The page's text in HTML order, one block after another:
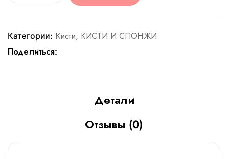
Категории: Кисти, КИСТИ И СПОНЖИ
Поделиться:
Детали
Отзывы (0)